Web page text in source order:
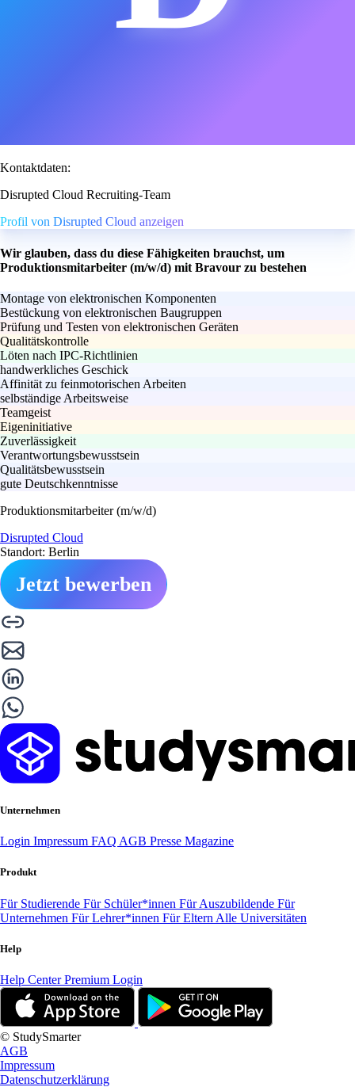
Kontaktdaten:
Disrupted Cloud Recruiting-Team
Profil von Disrupted Cloud anzeigen
Wir glauben, dass du diese Fähigkeiten brauchst, um
Produktionsmitarbeiter (m/w/d) mit Bravour zu bestehen
Montage von elektronischen Komponenten
Bestückung von elektronischen Baugruppen
Prüfung und Testen von elektronischen Geräten
Qualitätskontrolle
Löten nach IPC-Richtlinien
handwerkliches Geschick
Affinität zu feinmotorischen Arbeiten
selbständige Arbeitsweise
Teamgeist
Eigeninitiative
Zuverlässigkeit
Verantwortungsbewusstsein
Qualitätsbewusstsein
gute Deutschkenntnisse
Produktionsmitarbeiter (m/w/d)
Disrupted Cloud
Standort: Berlin
Jetzt bewerben
Unternehmen
Login Impressum FAQ AGB Presse Magazine
Produkt
Für Studierende Für Schüler*innen Für Auszubildende Für
Unternehmen Für Lehrer*innen Für Eltern Alle Universitäten
Help
Help CenterPremium Login
© StudySmarter
AGB
Impressum
Datenschutzerklärung